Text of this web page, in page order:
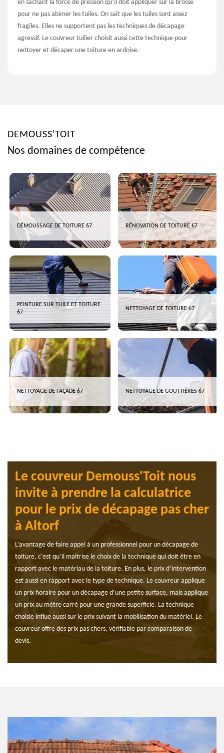
en sachant la force de pression qu’il doit appliquer sur la brosse
pour ne pas abimer les tuiles. On sait que les tuiles sont assez
fragiles. Elles ne supportent pas les techniques de décapage
agressif. Le couvreur tuilier choisit aussi cette technique pour
nettoyer et décaper une toiture en ardoise.
DEMOUSS'TOIT
Nos domaines de compétence
DÉMOUSSAGE DE TOITURE 67 RÉNOVATION DE TOITURE 67
PEINTURE SUR TUILE ET TOITURE
67
NETTOYAGE DE TOITURE 67
NETTOYAGE DE FAÇADE 67 NETTOYAGE DE GOUTTIÈRES 67
Le couvreur Demouss'Toit nous
invite à prendre la calculatrice
pour le prix de décapage pas cher
à Altorf
L’avantage de faire appel à un professionnel pour un décapage de
toiture, c'est qu’il maitrise le choix de la technique qui doit être en
rapport avec le matériau de la toiture. En plus, le prix d’intervention
est aussi en rapport avec le type de technique. Le couvreur applique
un prix horaire pour un décapage d’une petite surface, mais applique
un prix au mètre carré pour une grande superficie. La technique
choisie influe aussi sur le prix suivant la mobilisation du matériel. Le
couvreur offre des prix pas chers, vérifiable par comparaison de
devis.